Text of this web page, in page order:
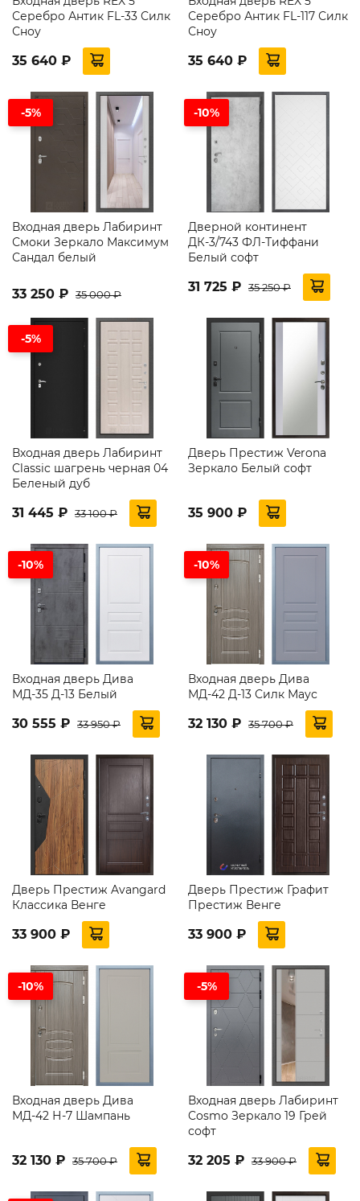
Серебро Антик FL-33 Силк
Сноу
35 640 ₽
Серебро Антик FL-117 Силк
Сноу
35 640 ₽
-5%
Входная дверь Лабиринт
Смоки Зеркало Максимум
Сандал белый
33 250 ₽ 35 000 ₽
-10%
Дверной континент
ДК-3/743 ФЛ-Тиффани
Белый софт
31 725 ₽ 35 250 ₽
-5%
Входная дверь Лабиринт
Classic шагрень черная 04
Беленый дуб
31 445 ₽ 33 100 ₽
Дверь Престиж Verona
Зеркало Белый софт
35 900 ₽
-10%
Входная дверь Дива
МД-35 Д-13 Белый
30 555 ₽ 33 950 ₽
-10%
Входная дверь Дива
МД-42 Д-13 Силк Маус
32 130 ₽ 35 700 ₽
Дверь Престиж Avangard
Классика Венге
33 900 ₽
Дверь Престиж Графит
Престиж Венге
33 900 ₽
-10%
Входная дверь Дива
МД-42 Н-7 Шампань
32 130 ₽ 35 700 ₽
-5%
Входная дверь Лабиринт
Cosmo Зеркало 19 Грей
софт
32 205 ₽ 33 900 ₽